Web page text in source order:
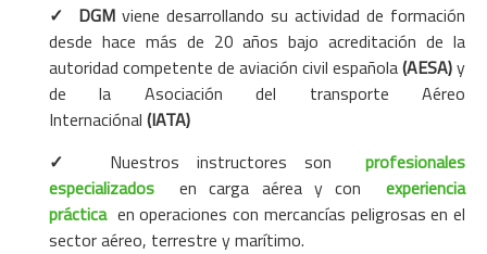
✓
DGM viene desarrollando su actividad de formación
desde hace más de 20 años bajo acreditación de la
autoridad competente de aviación civil española(AESA)y
de la Asociación del transporte Aéreo
Internaciónal (IATA)
✓
Nuestros instructores son
profesionales
especializados
en carga aérea y con
experiencia
práctica en operaciones con mercancías peligrosas en el
sector aéreo, terrestre y marítimo.